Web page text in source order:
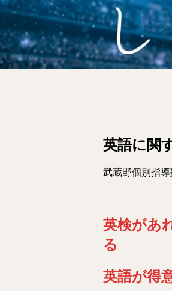
英語に関
武蔵野個別指
英検があ
る
英語が得